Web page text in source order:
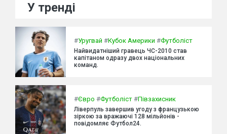
У тренді
#Уругвай #Кубок Америки #Футболіст
Найвидатніший гравець ЧС-2010 став
капітаном одразу двох національних
команд.
#Євро #Футболіст #Півзахисник
Ліверпуль завершив угоду з французькою
зіркою за вражаючі 128 мільйонів -
повідомляє Футбол24.